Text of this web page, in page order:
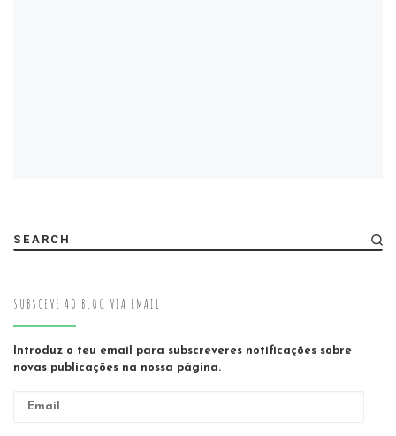
SEARCH
SUBSCEVE AO BLOG VIA EMAIL
Introduz o teu email para subscreveres notificações sobre
novas publicações na nossa página.